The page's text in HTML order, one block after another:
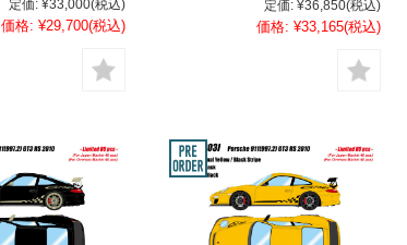
定価: ¥33,000(税込)
価格: ¥29,700(税込)
定価: ¥36,850(税込)
価格: ¥33,165(税込)